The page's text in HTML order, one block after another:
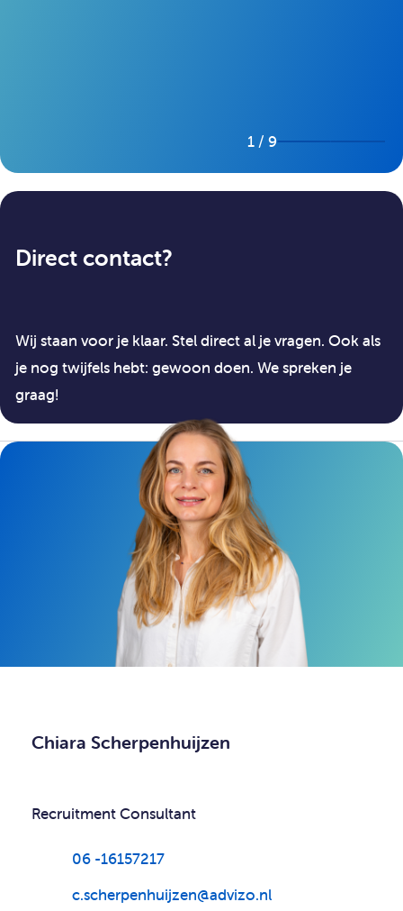
1 / 9
Direct contact?
Wij staan voor je klaar. Stel direct al je vragen. Ook als
je nog twijfels hebt: gewoon doen. We spreken je
graag!
Chiara Scherpenhuijzen
Recruitment Consultant
06 -16157217
c.scherpenhuijzen@advizo.nl